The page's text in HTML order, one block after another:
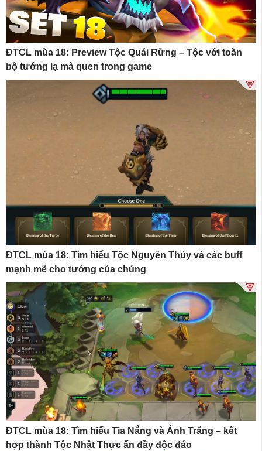
ĐTCL mùa 18: Preview Tộc Quái Rừng – Tộc với toàn
bộ tướng lạ mà quen trong game
ĐTCL mùa 18: Tìm hiểu Tộc Nguyên Thủy và các buff
mạnh mẽ cho tướng của chúng
ĐTCL mùa 18: Tìm hiểu Tia Nắng và Ánh Trăng – kết
hợp thành Tộc Nhật Thực ẩn đầy độc đáo